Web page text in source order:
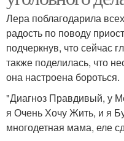
Лера поблагодарила
радость по поводу
подчеркнув, что сейчас
также поделилась, что
она настроена бороться.
"Диагноз Правдивый, у
я Очень Хочу Жить, и я
многодетная мама, еле